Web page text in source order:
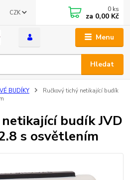
Menu
CZK
Hledat
0 ks
za 0,00 Kč
BUDÍKY
Ručkový tichý netikající budík
budík JVD
s osvětlením